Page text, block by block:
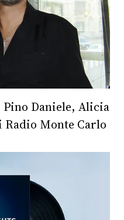
Daniele, Alicia
di Radio Monte Carlo